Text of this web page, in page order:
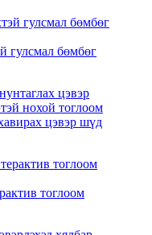
гулсмал бөмбөг
цэвэр шүд
тоглоом